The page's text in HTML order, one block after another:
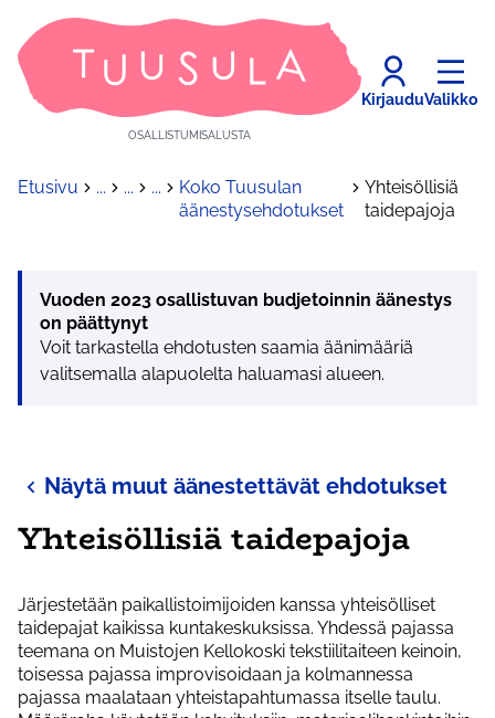
OSALLISTUMISALUSTA
KirjauduValikko
Etusivu ... ... ...
Koko Tuusulan
äänestysehdotukset
Yhteisöllisiä
taidepajoja
Vuoden 2023 osallistuvan budjetoinnin äänestys
on päättynyt
Voit tarkastella ehdotusten saamia äänimääriä
valitsemalla alapuolelta haluamasi alueen.
Näytä muut äänestettävät ehdotukset
Yhteisöllisiä taidepajoja
Järjestetään paikallistoimijoiden kanssa yhteisölliset
taidepajat kaikissa kuntakeskuksissa. Yhdessä pajassa
teemana on Muistojen Kellokoski tekstiilitaiteen keinoin,
toisessa pajassa improvisoidaan ja kolmannessa
pajassa maalataan yhteistapahtumassa itselle taulu.